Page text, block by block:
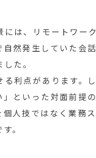
は、リモートワーク
然発生していた会話
た。
利点があります。し
といった対面前提の
人技ではなく業務ス
。